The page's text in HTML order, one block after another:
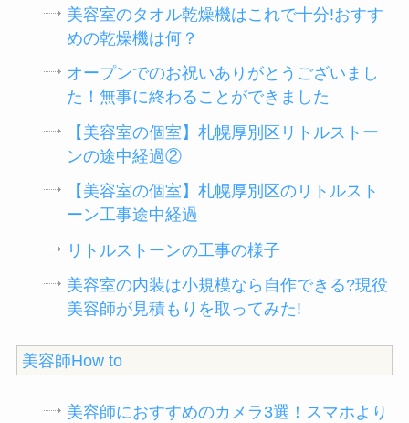
美容室のタオル乾燥機はこれで十分!おすす
めの乾燥機は何？
オープンでのお祝いありがとうございまし
た！無事に終わることができました
【美容室の個室】札幌厚別区リトルストー
ンの途中経過②
【美容室の個室】札幌厚別区のリトルスト
ーン工事途中経過
リトルストーンの工事の様子
美容室の内装は小規模なら自作できる?現役
美容師が見積もりを取ってみた!
美容師How to
美容師におすすめのカメラ3選！スマホより